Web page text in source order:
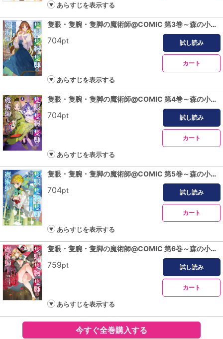
あらすじを表示する
隻眼・隻腕・隻脚の魔術師@COMIC 第3巻～森の小屋に籠っていたら早2000年。気づけば魔神と呼ばれていた。僕はただ魔術の探求をしたいだけなのに～
704pt 試し読み
カート
あらすじを表示する
隻眼・隻腕・隻脚の魔術師@COMIC 第4巻～森の小屋に籠っていたら早2000年。気づけば魔神と呼ばれていた。僕はただ魔術の探求をしたいだけなのに～
704pt 試し読み
カート
あらすじを表示する
隻眼・隻腕・隻脚の魔術師@COMIC 第5巻～森の小屋に籠っていたら早2000年。気づけば魔神と呼ばれていた。僕はただ魔術の探求をしたいだけなのに～
704pt 試し読み
カート
あらすじを表示する
隻眼・隻腕・隻脚の魔術師@COMIC 第6巻～森の小屋に籠っていたら早2000年。気づけば魔神と呼ばれていた。僕はただ魔術の探求をしたいだけなのに～
759pt 試し読み
カート
あらすじを表示する
今すぐ全巻購入する